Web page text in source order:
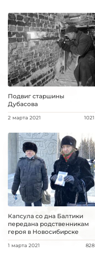
Подвиг старшины
Дубасова
2 марта 2021 1021
Капсула со дна Балтики
передана родственникам
героя в Новосибирске
1 марта 2021 828